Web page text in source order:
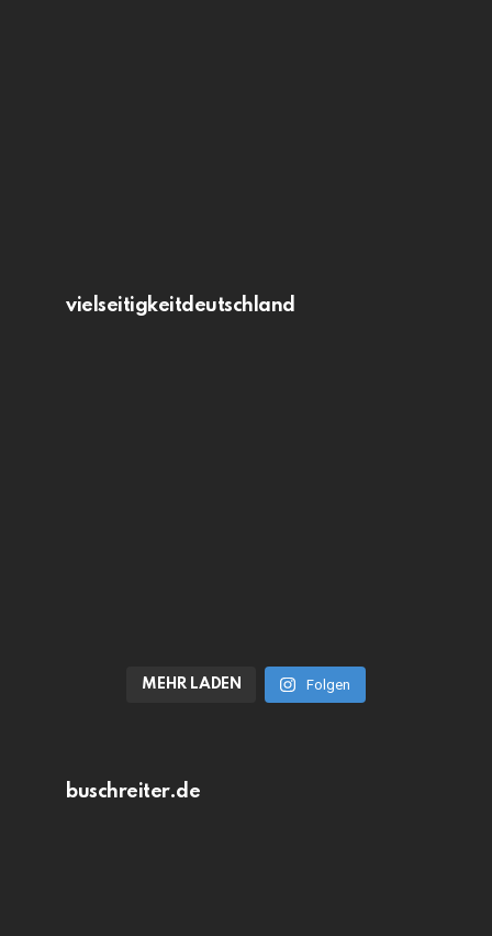
vielseitigkeitdeutschland
MEHR LADEN Folgen
buschreiter.de